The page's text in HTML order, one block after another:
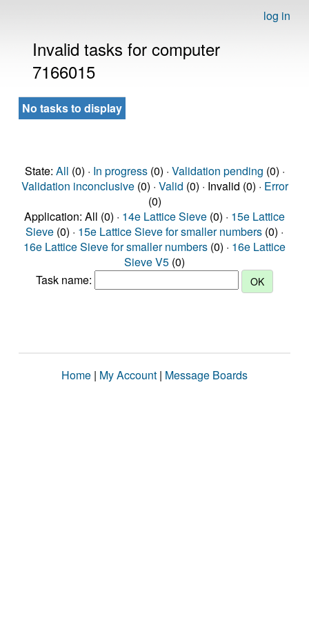
log in
Invalid tasks for computer
7166015
No tasks to display
State: All (0) · In progress(0) · Validation pending (0) ·
Validation inconclusive(0) · Valid (0) · Invalid (0) · Error
(0)
Application: All (0) · 14e Lattice Sieve (0) · 15e Lattice
Sieve (0) · 15e Lattice Sieve for smaller numbers (0) ·
16e Lattice Sieve for smaller numbers (0) · 16e Lattice
Sieve V5 (0)
Task name:
Home | My Account | Message Boards